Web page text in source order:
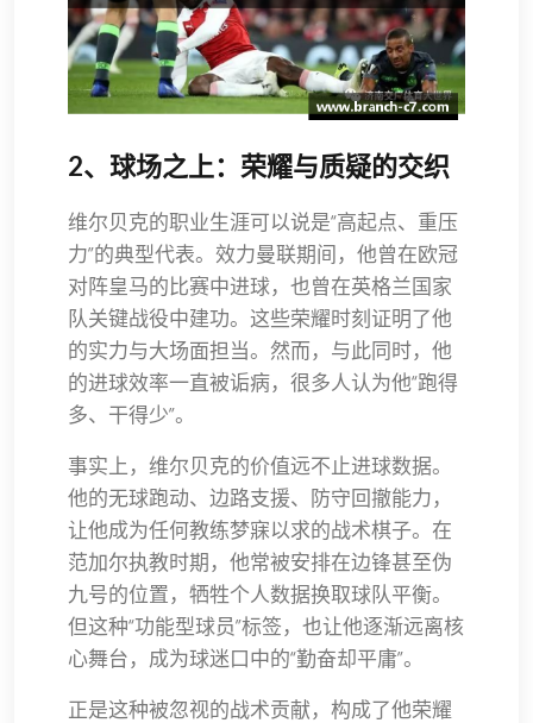
2、球场之上：荣耀与质疑的交织
维尔贝克的职业生涯可以说是“高起点、重压
力”的典型代表。效力曼联期间，他曾在欧冠
对阵皇马的比赛中进球，也曾在英格兰国家
队关键战役中建功。这些荣耀时刻证明了他
的实力与大场面担当。然而，与此同时，他
的进球效率一直被诟病，很多人认为他“跑得
多、干得少”。
事实上，维尔贝克的价值远不止进球数据。
他的无球跑动、边路支援、防守回撤能力，
让他成为任何教练梦寐以求的战术棋子。在
范加尔执教时期，他常被安排在边锋甚至伪
九号的位置，牺牲个人数据换取球队平衡。
但这种“功能型球员”标签，也让他逐渐远离核
心舞台，成为球迷口中的“勤奋却平庸”。
正是这种被忽视的战术贡献，构成了他荣耀